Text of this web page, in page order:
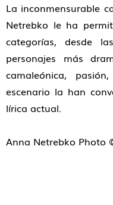
La inconmensurable
Netrebko le ha
categorías, desde
personajes más
camaleónica,
escenario la han
lírica actual.
Anna Netrebko Photo